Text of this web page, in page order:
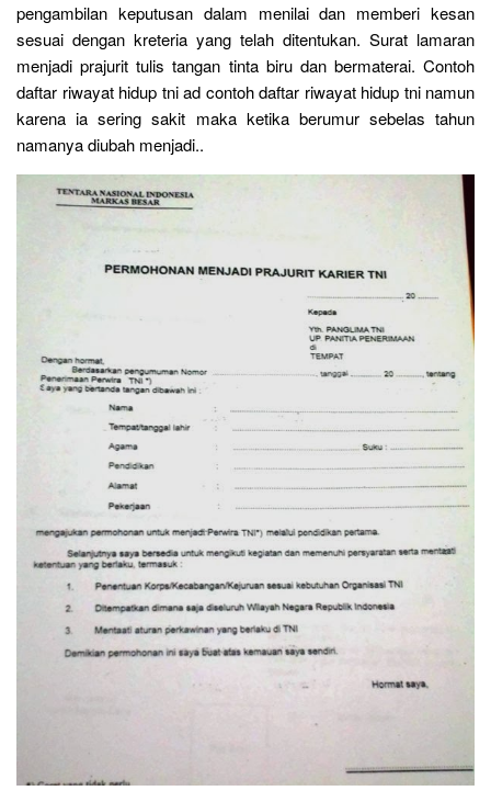
pengambilan keputusan dalam menilai dan memberi kesan
sesuai dengan kreteria yang telah ditentukan. Surat lamaran
menjadi prajurit tulis tangan tinta biru dan bermaterai. Contoh
daftar riwayat hidup tni ad contoh daftar riwayat hidup tni namun
karena ia sering sakit maka ketika berumur sebelas tahun
namanya diubah menjadi..